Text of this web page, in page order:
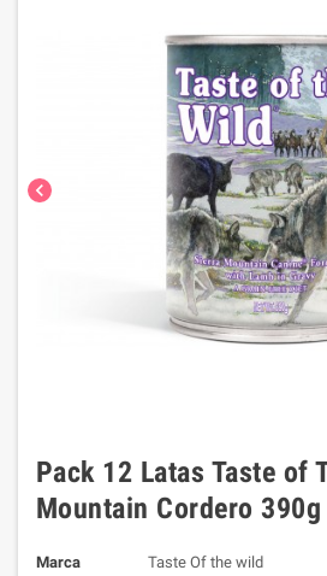
chevron_left
Pack 12 Latas Taste of
Mountain Cordero 390g
Marca
Taste Of the wild